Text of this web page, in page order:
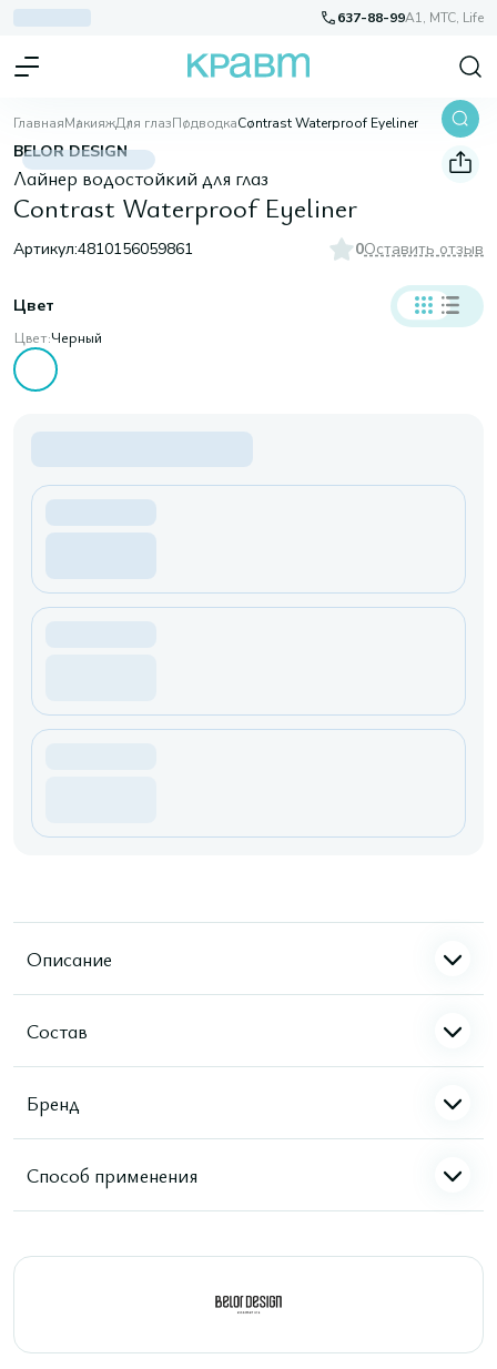
637-88-99A1, МТС, Life
ГлавнаяМакияжДля глазПодводкаContrast Waterproof Eyeliner
BELOR DESIGN
Лайнер водостойкий для глаз
Contrast Waterproof Eyeliner
Артикул:4810156059861 0Оставить отзыв
Цвет
Цвет:Черный
Описание
Состав
Бренд
Способ применения